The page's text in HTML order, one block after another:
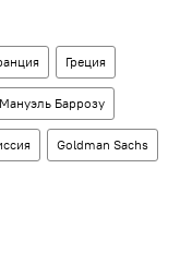
Греция
Баррозу
Goldman Sachs